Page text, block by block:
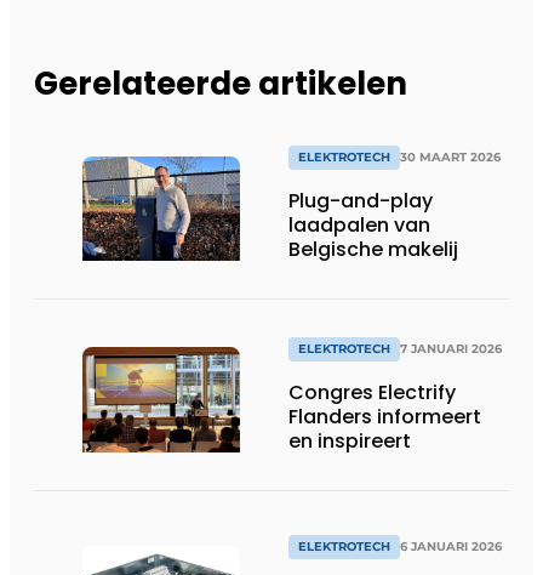
Gerelateerde artikelen
ELEKTROTECH 30 MAART 2026
Plug-and-play
laadpalen van
Belgische makelij
ELEKTROTECH 7 JANUARI 2026
Congres Electrify
Flanders informeert
en inspireert
ELEKTROTECH 6 JANUARI 2026